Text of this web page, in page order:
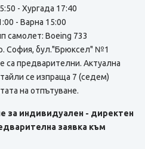
- Хургада 17:40
- Варна 15:00
самолет: Boeing 733
София, бул."Брюксел" №1
са предварителни. Актуална
се изпраща 7 (седем)
на отпътуване.
за индивидуален - директен
заявка към